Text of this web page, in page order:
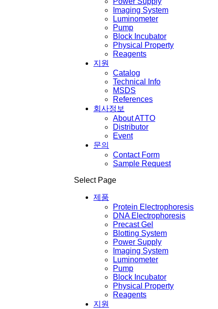
Imaging System
Luminometer
Pump
Block Incubator
Physical Property
Reagents
지원
Catalog
Technical Info
MSDS
References
회사정보
About ATTO
Distributor
Event
문의
Contact Form
Sample Request
Select Page
제품
Protein Electrophoresis
DNA Electrophoresis
Precast Gel
Blotting System
Power Supply
Imaging System
Luminometer
Pump
Block Incubator
Physical Property
Reagents
지원